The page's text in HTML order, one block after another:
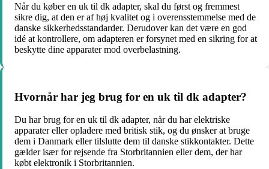
Når du køber en uk til dk adapter, skal du først og fremmest
sikre dig, at den er af høj kvalitet og i overensstemmelse med de
danske sikkerhedsstandarder. Derudover kan det være en god
idé at kontrollere, om adapteren er forsynet med en sikring for at
beskytte dine apparater mod overbelastning.
Hvornår har jeg brug for en uk til dk adapter?
Du har brug for en uk til dk adapter, når du har elektriske
apparater eller opladere med britisk stik, og du ønsker at bruge
dem i Danmark eller tilslutte dem til danske stikkontakter. Dette
gælder især for rejsende fra Storbritannien eller dem, der har
købt elektronik i Storbritannien.